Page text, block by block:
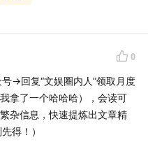
bing “给我写一封骂女
性格🙉！
0
→回复“文娱圈内人”领取月度
拿了一个哈哈哈），会读可
杂信息，快速提炼出文章精
得！）